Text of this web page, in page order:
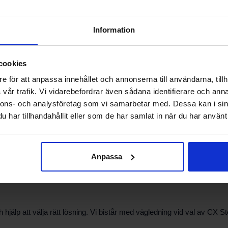
Information
för att anpassa innehållet och annonserna till användarna,
trafik. Vi vidarebefordrar även sådana identifierare och
och analysföretag som vi samarbetar med. Dessa kan i
har tillhandahållit eller som de har samlat in när du har
Anpassa
och monteringssätt. Kontrollera att stödhylsan är
bra att rådgöra med leverantör eller installatör för att säkerställa
och säkerställ att stödhylsan sitter stabilt utan glapp. Undvik
och beställning rekommenderas att du tar fram mått och krav
och praktiska råd kring montage, ta kontakt med vår support.
att välja rätt lösning. Vi bistår med vägledning vid val av CX